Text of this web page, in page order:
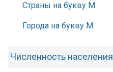
Страны на букву М
Города на букву М
Численность